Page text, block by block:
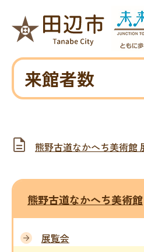
来館者数
熊野古道なかへち美術館
熊野古道なかへち美術館
展覧会